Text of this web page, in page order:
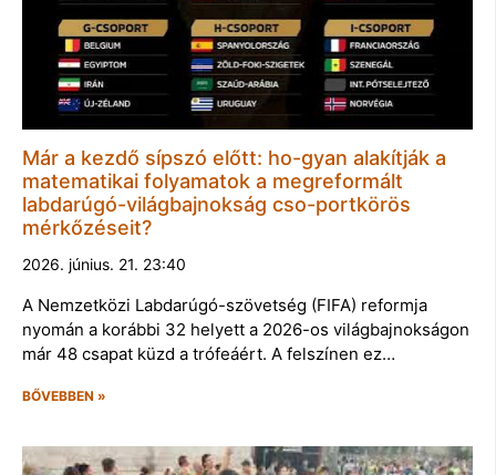
Már a kezdő sípszó előtt: ho-gyan alakítják a
matematikai folyamatok a megreformált
labdarúgó-világbajnokság cso-portkörös
mérkőzéseit?
2026. június. 21. 23:40
A Nemzetközi Labdarúgó-szövetség (FIFA) reformja
nyomán a korábbi 32 helyett a 2026-os világbajnokságon
már 48 csapat küzd a trófeáért. A felszínen ez…
BŐVEBBEN »